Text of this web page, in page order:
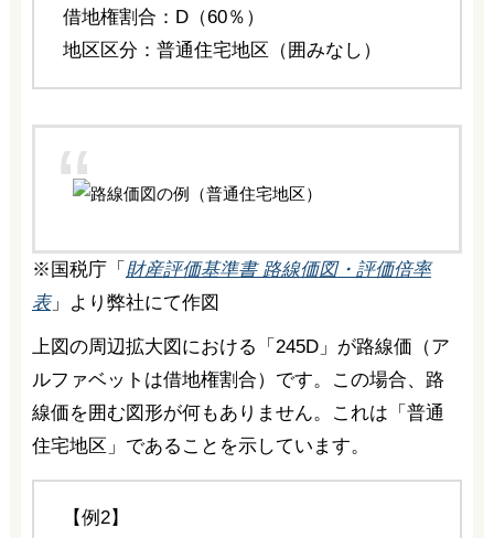
借地権割合：D（60％）
地区区分：普通住宅地区（囲みなし）
※国税庁「 財産評価基準書 路線価図・評価倍率
表」より弊社にて作図
上図の周辺拡大図における「245D」が路線価（ア
ルファベットは借地権割合）です。この場合、路
線価を囲む図形が何もありません。これは「普通
住宅地区」であることを示しています。
【例2】